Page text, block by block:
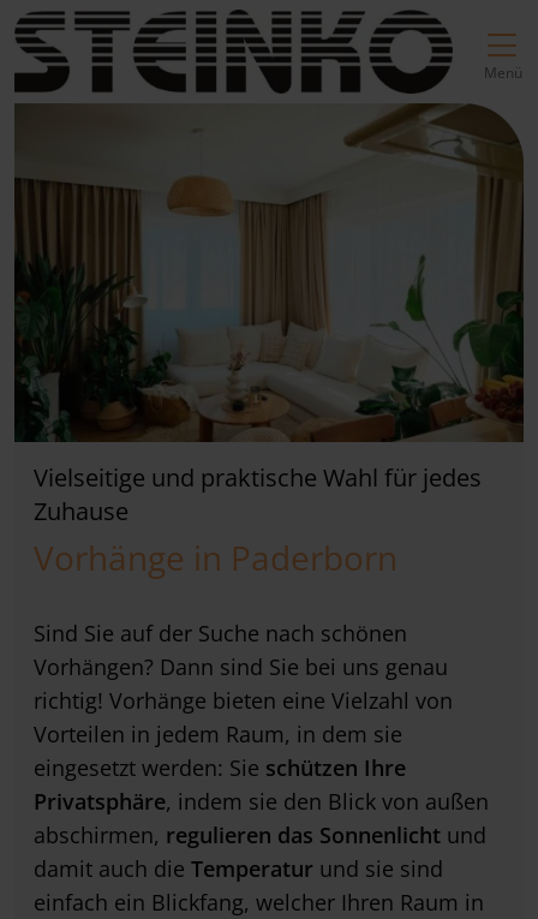
zur Top-Navigation
zur Hauptnavigation
Inhalt springen
zum Footer
Hauptnavigation
Menü
Vielseitige und praktische Wahl für jedes
Zuhause
Vorhänge in Paderborn
Sind Sie auf der Suche nach schönen
Vorhängen? Dann sind Sie bei uns genau
richtig! Vorhänge bieten eine Vielzahl von
Vorteilen in jedem Raum, in dem sie
eingesetzt werden: Sie schützen Ihre
Privatsphäre, indem sie den Blick von außen
abschirmen, regulieren das Sonnenlicht und
damit auch die Temperatur und sie sind
einfach ein Blickfang, welcher Ihren Raum in